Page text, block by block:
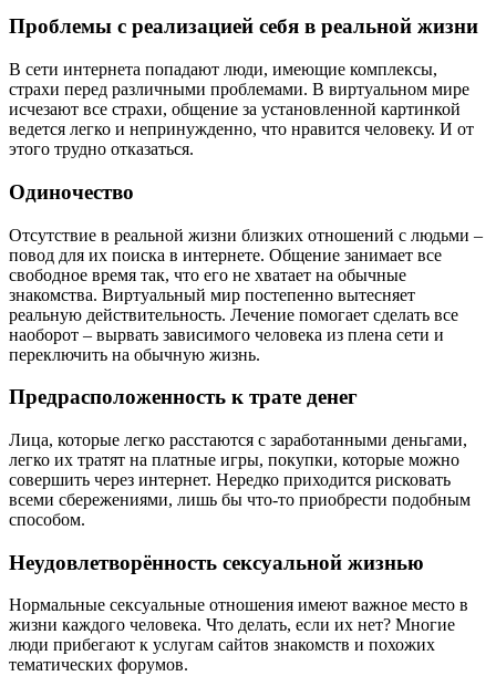
Проблемы с реализацией себя в реальной жизни
В сети интернета попадают люди, имеющие комплексы,
страхи перед различными проблемами. В виртуальном мире
исчезают все страхи, общение за установленной картинкой
ведется легко и непринужденно, что нравится человеку. И от
этого трудно отказаться.
Одиночество
Отсутствие в реальной жизни близких отношений с людьми –
повод для их поиска в интернете. Общение занимает все
свободное время так, что его не хватает на обычные
знакомства. Виртуальный мир постепенно вытесняет
реальную действительность. Лечение помогает сделать все
наоборот – вырвать зависимого человека из плена сети и
переключить на обычную жизнь.
Предрасположенность к трате денег
Лица, которые легко расстаются с заработанными деньгами,
легко их тратят на платные игры, покупки, которые можно
совершить через интернет. Нередко приходится рисковать
всеми сбережениями, лишь бы что-то приобрести подобным
способом.
Неудовлетворённость сексуальной жизнью
Нормальные сексуальные отношения имеют важное место в
жизни каждого человека. Что делать, если их нет? Многие
люди прибегают к услугам сайтов знакомств и похожих
тематических форумов.